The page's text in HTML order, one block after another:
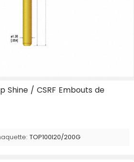
Shine / CSRF Embouts de
TOP100I20/200G